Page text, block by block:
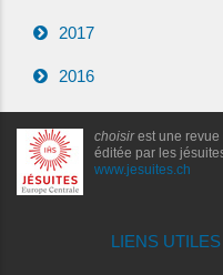
2017
2016
choisirest une revue
éditée par les
www.jesuites.ch
LIENS UTILES